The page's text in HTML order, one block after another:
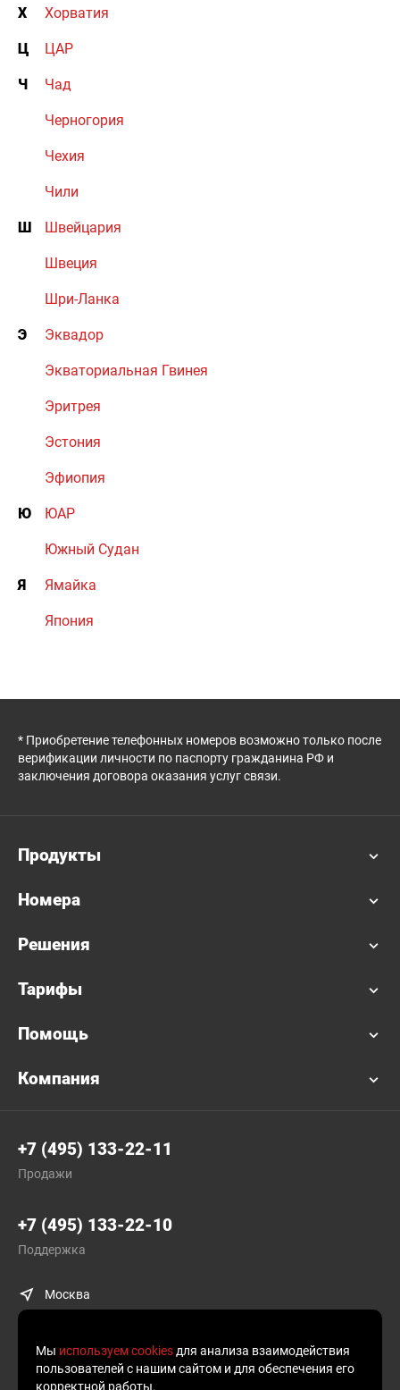
Х Хорватия
Ц ЦАР
Ч Чад
Черногория
Чехия
Чили
Ш Швейцария
Швеция
Шри-Ланка
Э Эквадор
Экваториальная Гвинея
Эритрея
Эстония
Эфиопия
Ю ЮАР
Южный Судан
Я Ямайка
Япония
* Приобретение телефонных номеров возможно только после
верификации личности по паспорту гражданина РФ и
заключения договора оказания услуг связи.
Продукты
Номера
Решения
Тарифы
Помощь
Компания
+7 (495) 133-22-11
Продажи
+7 (495) 133-22-10
Поддержка
Москва
Мы используем cookies для анализа взаимодействия
пользователей с нашим сайтом и для обеспечения его
корректной работы.